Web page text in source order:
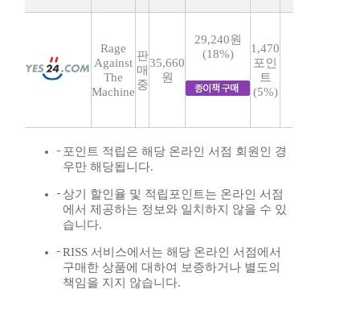
Rage
Against
The
Machine
판
매
중
35,660
원
29,240원
(18%)
1,470
포인
트
(5%)
포인트 적립은 해당 온라인 서점 회원인 경
우만 해당됩니다.
상기 할인율 및 적립포인트는 온라인 서점
에서 제공하는 정보와 일치하지 않을 수 있
습니다.
RISS 서비스에서는 해당 온라인 서점에서
구매한 상품에 대하여 보증하거나 별도의
책임을 지지 않습니다.